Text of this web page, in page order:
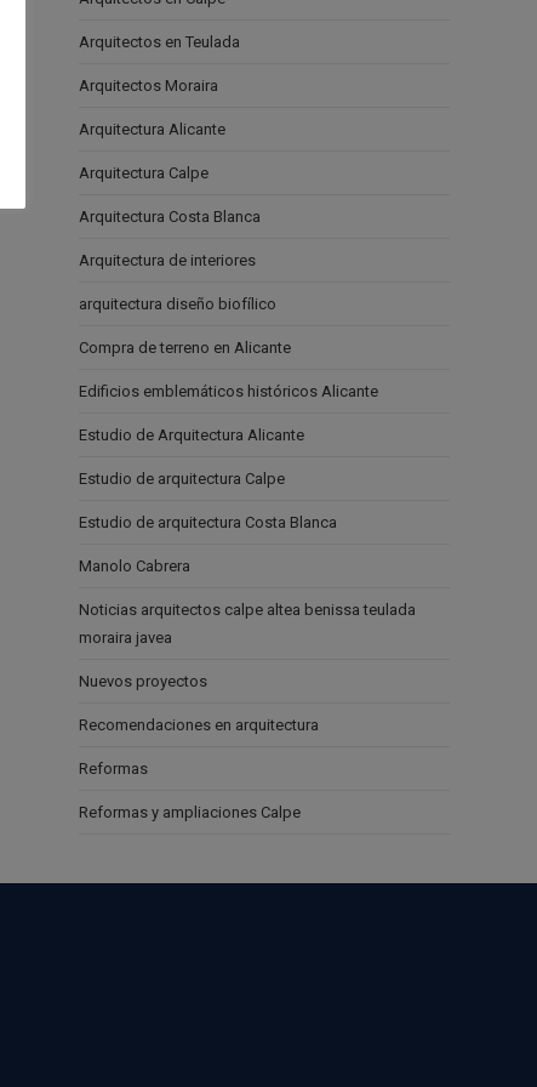
Arquitectos en Teulada
Arquitectos Moraira
Arquitectura Alicante
Arquitectura Calpe
Arquitectura Costa Blanca
Arquitectura de interiores
arquitectura diseño biofílico
Compra de terreno en Alicante
Edificios emblemáticos históricos Alicante
Estudio de Arquitectura Alicante
Estudio de arquitectura Calpe
Estudio de arquitectura Costa Blanca
Manolo Cabrera
Noticias arquitectos calpe altea benissa teulada
moraira javea
Nuevos proyectos
Recomendaciones en arquitectura
Reformas
Reformas y ampliaciones Calpe